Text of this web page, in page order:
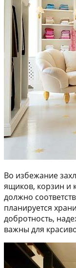
Во избежание
ящиков, корзин и
должно
планируется
добротность,
важны для